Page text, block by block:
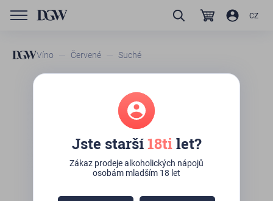
CZ
Víno Červené Suché
GTIN/EAN 4841576002458
Castel Mimi The Governor's
Blend
Zboží není skladem
Jste starší18tilet?
Zákaz prodeje alkoholických nápojů
osobám mladším 18 let